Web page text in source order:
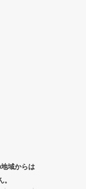
域からは